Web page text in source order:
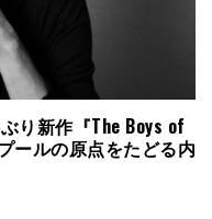
り新作『The Boys of
ールの原点をたどる内